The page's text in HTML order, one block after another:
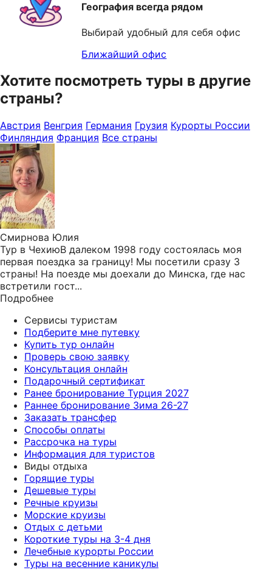
География всегда рядом
Выбирай удобный для себя офис
Ближайший офис
Хотите посмотреть туры в другие
страны?
Австрия Венгрия Германия Грузия Курорты России
Финляндия Франция Все страны
Смирнова Юлия
Тур в ЧехиюВ далеком 1998 году состоялась моя
первая поездка за границу! Мы посетили сразу 3
страны! На поезде мы доехали до Минска, где нас
встретили гост...
Подробнее
Сервисы туристам
Подберите мне путевку
Купить тур онлайн
Проверь свою заявку
Консультация онлайн
Подарочный сертификат
Ранее бронирование Турция 2027
Раннее бронирование Зима 26-27
Заказать трансфер
Способы оплаты
Рассрочка на туры
Информация для туристов
Виды отдыха
Горящие туры
Дешевые туры
Речные круизы
Морские круизы
Отдых с детьми
Короткие туры на 3-4 дня
Лечебные курорты России
Туры на весенние каникулы